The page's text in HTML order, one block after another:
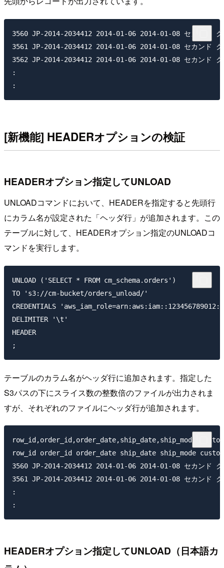
3560 JP-2014-2034412 2014-01-06 2014-01-08 セカンド
3561 JP-2014-2034412 2014-01-06 2014-01-08 セカンド
3562 JP-2014-2034412 2014-01-06 2014-01-08 セカンド
:
[新機能] HEADERオプションの検証
HEADERオプション指定してUNLOAD
UNLOADコマンドにおいて、HEADERを指定すると先頭行
にカラム名が設定された「ヘッダ行」が追加されます。この
テーブルに対して、HEADERオプション指定のUNLOADコ
マンドを実行します。
UNLOAD ('SELECT * FROM cm_schema.orders')
TO 's3://cm-bucket/orders_unload/'
CREDENTIALS
DELIMITER '\t'
HEADER
テーブルのカラム名がヘッダ行に追加されます。指定した
S3パスの下にスライス数の整数倍のファイルが出力されま
すが、それぞれのファイルにヘッダ行が追加されます。
row_id order_id order_date ship_date ship_mode
3560 JP-2014-2034412 2014-01-06 2014-01-08 セカンド
3561 JP-2014-2034412 2014-01-06 2014-01-08 セカンド
:
HEADERオプション指定してUNLOAD（日本語カ